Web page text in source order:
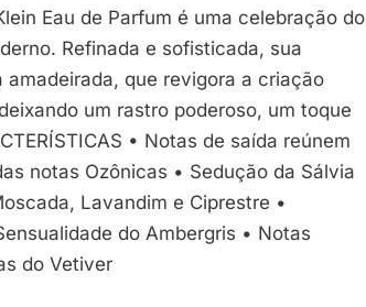
Eau de Parfum é uma celebração do
Refinada e sofisticada, sua
que revigora a criação
um rastro poderoso, um toque
• Notas de saída reúnem
notas Ozônicas • Sedução da Sálvia
Lavandim e Ciprestre •
do Ambergris • Notas
do Vetiver